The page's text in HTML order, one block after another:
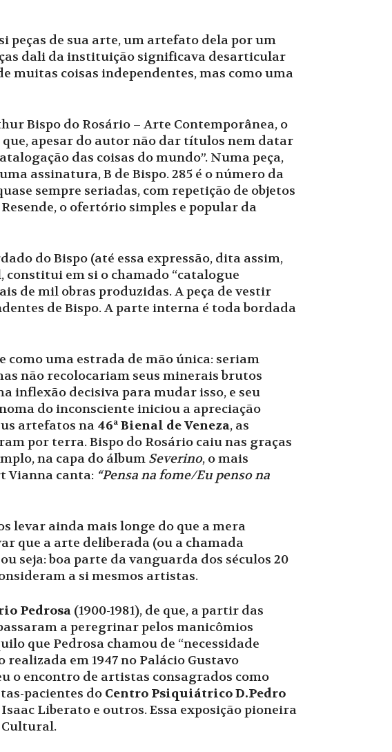
peças de sua arte, um artefato dela por um
dali da instituição significava desarticular
muitas coisas independentes, mas como uma
Bispo do Rosário – Arte Contemporânea, o
que, apesar do autor não dar títulos nem datar
das coisas do mundo”. Numa peça,
assinatura, B de Bispo. 285 é o número da
sempre seriadas, com repetição de objetos
o ofertório simples e popular da
do Bispo (até essa expressão, dita assim,
em si o chamado “catalogue
de mil obras produzidas. A peça de vestir
de Bispo. A parte interna é toda bordada
como uma estrada de mão única: seriam
não recolocariam seus minerais brutos
inflexão decisiva para mudar isso, e seu
do inconsciente iniciou a apreciação
artefatos na 46ª Bienal de Veneza, as
por terra. Bispo do Rosário caiu nas graças
na capa do álbum Severino, o mais
Vianna canta: “Pensa na fome/Eu penso na
levar ainda mais longe do que a mera
que a arte deliberada (ou a chamada
seja: boa parte da vanguarda dos séculos 20
a si mesmos artistas.
Pedrosa (1900-1981), de que, a partir das
a peregrinar pelos manicômios
que Pedrosa chamou de “necessidade
em 1947 no Palácio Gustavo
o encontro de artistas consagrados como
pacientes do Centro Psiquiátrico D.Pedro
Liberato e outros. Essa exposição pioneira
Cultural.